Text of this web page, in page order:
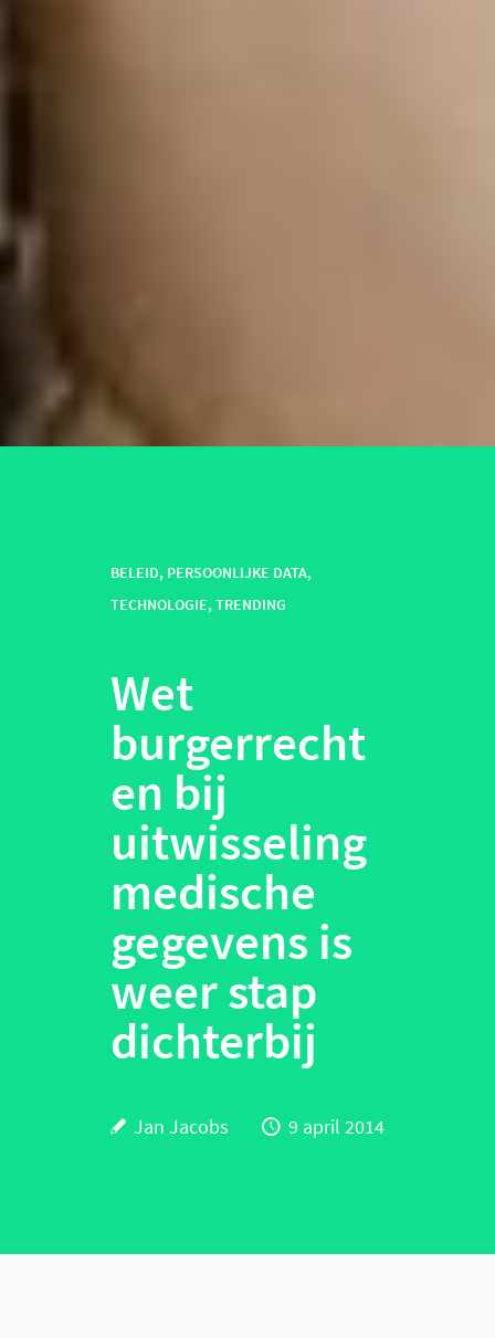
BELEID, PERSOONLIJKE DATA,
TECHNOLOGIE,TRENDING
Wet
burgerrecht
en bij
uitwisseling
medische
gegevens is
weer stap
dichterbij
Jan Jacobs 9 april 2014